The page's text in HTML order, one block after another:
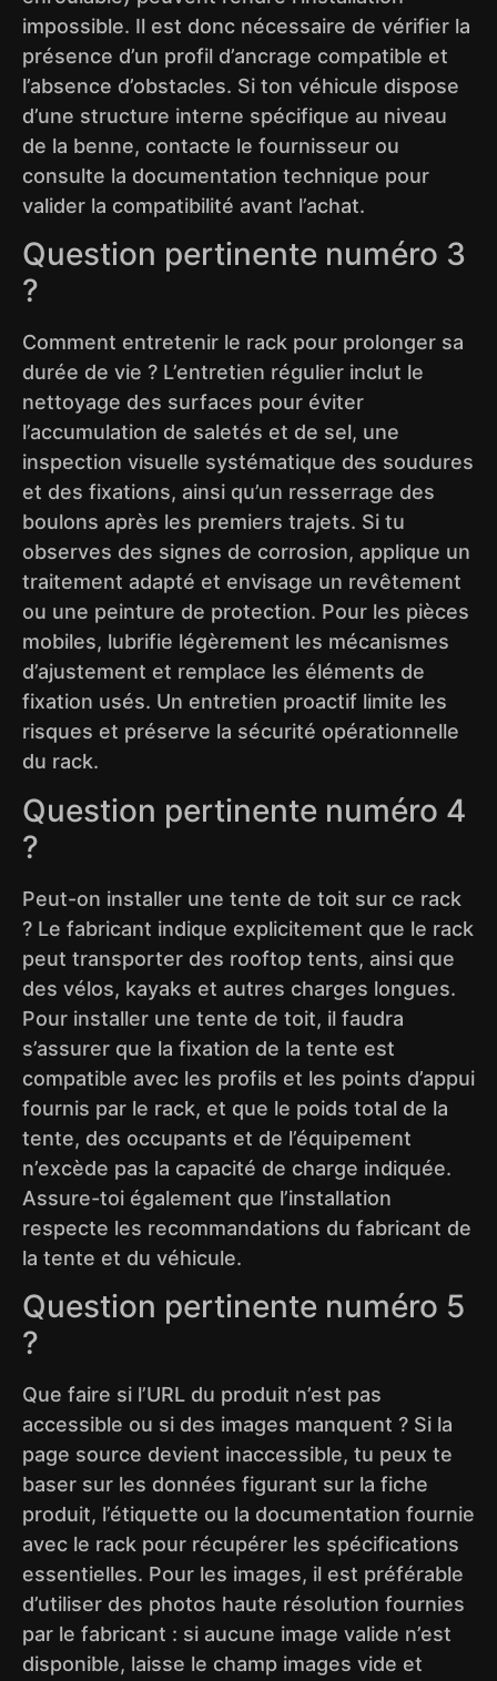
impossible. Il est donc nécessaire de vérifier la
présence d’un profil d’ancrage compatible et
l’absence d’obstacles. Si ton véhicule dispose
d’une structure interne spécifique au niveau
de la benne, contacte le fournisseur ou
consulte la documentation technique pour
valider la compatibilité avant l’achat.
Question pertinente numéro 3
?
Comment entretenir le rack pour prolonger sa
durée de vie ? L’entretien régulier inclut le
nettoyage des surfaces pour éviter
l’accumulation de saletés et de sel, une
inspection visuelle systématique des soudures
et des fixations, ainsi qu’un resserrage des
boulons après les premiers trajets. Si tu
observes des signes de corrosion, applique un
traitement adapté et envisage un revêtement
ou une peinture de protection. Pour les pièces
mobiles, lubrifie légèrement les mécanismes
d’ajustement et remplace les éléments de
fixation usés. Un entretien proactif limite les
risques et préserve la sécurité opérationnelle
du rack.
Question pertinente numéro 4
?
Peut-on installer une tente de toit sur ce rack
? Le fabricant indique explicitement que le rack
peut transporter des rooftop tents, ainsi que
des vélos, kayaks et autres charges longues.
Pour installer une tente de toit, il faudra
s’assurer que la fixation de la tente est
compatible avec les profils et les points d’appui
fournis par le rack, et que le poids total de la
tente, des occupants et de l’équipement
n’excède pas la capacité de charge indiquée.
Assure-toi également que l’installation
respecte les recommandations du fabricant de
la tente et du véhicule.
Question pertinente numéro 5
?
Que faire si l’URL du produit n’est pas
accessible ou si des images manquent ? Si la
page source devient inaccessible, tu peux te
baser sur les données figurant sur la fiche
produit, l’étiquette ou la documentation fournie
avec le rack pour récupérer les spécifications
essentielles. Pour les images, il est préférable
d’utiliser des photos haute résolution fournies
par le fabricant : si aucune image valide n’est
disponible, laisse le champ images vide et